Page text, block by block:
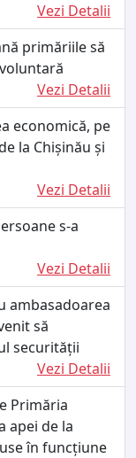
Vezi Detalii
primăriile să
Vezi Detalii
economică, pe
la Chișinău și
Vezi Detalii
s-a
Vezi Detalii
ambasadoarea
să
securității
Vezi Detalii
Primăria
apei de la
în funcțiune